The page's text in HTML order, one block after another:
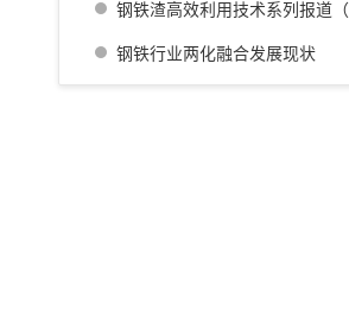
钢铁渣高效利用技术系列报道（四） 广畑厂灰石材生产利用技术的开发
钢铁行业两化融合发展现状